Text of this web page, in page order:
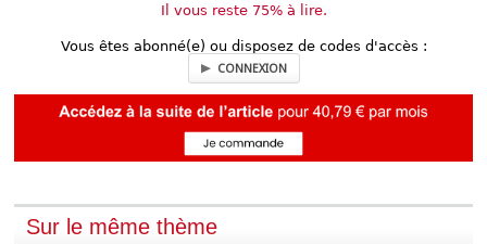
Il vous reste 75% à lire.
Vous êtes abonné(e) ou disposez de codes d'accès :
CONNEXION
Sur le même thème